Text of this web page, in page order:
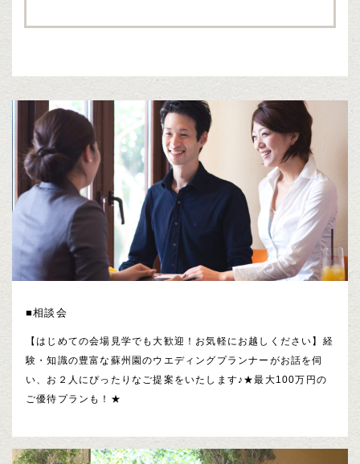
■相談会
【はじめての会場見学でも大歓迎！お気軽にお越しください】経
験・知識の豊富な蘇州園のウエディングプランナーがお話を伺
い、お２人にぴったりなご提案をいたします♪★最大100万円の
ご優待プランも！★